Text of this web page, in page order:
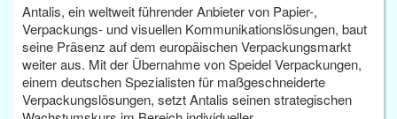
Antalis, ein weltweit führender Anbieter von Papier-,
Verpackungs- und visuellen Kommunikationslösungen, baut
seine Präsenz auf dem europäischen Verpackungsmarkt
weiter aus. Mit der Übernahme von Speidel Verpackungen,
einem deutschen Spezialisten für maßgeschneiderte
Verpackungslösungen, setzt Antalis seinen strategischen